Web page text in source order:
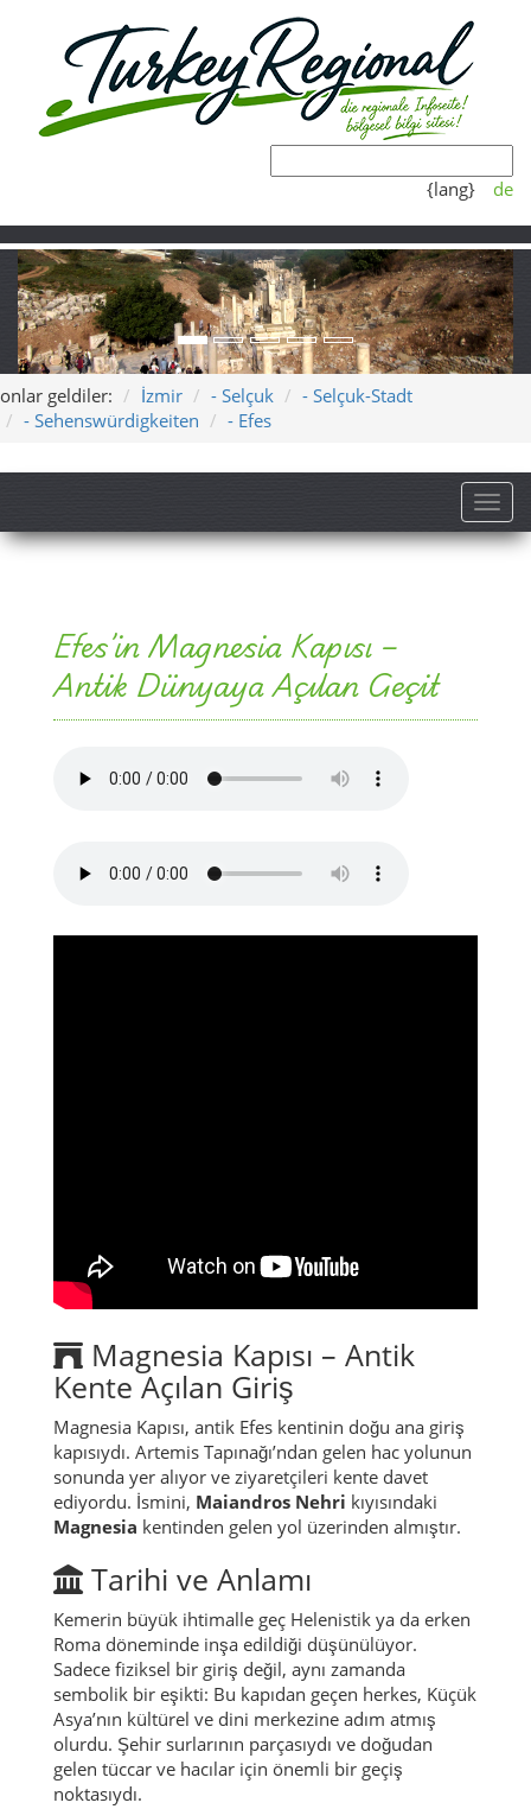
{lang} de
onlar geldiler: İzmir - Selçuk
- Selçuk-Stadt
- Sehenswürdigkeiten
- Efes
Efes’in Magnesia Kapısı –
Antik Dünyaya Açılan Geçit
Magnesia Kapısı – Antik
Kente Açılan Giriş
Magnesia Kapısı, antik Efes kentinin doğu ana giriş
kapısıydı. Artemis Tapınağı’ndan gelen hac yolunun
sonunda yer alıyor ve ziyaretçileri kente davet
ediyordu. İsmini, Maiandros Nehri kıyısındaki
Magnesia kentinden gelen yol üzerinden almıştır.
Tarihi ve Anlamı
Kemerin büyük ihtimalle geç Helenistik ya da erken
Roma döneminde inşa edildiği düşünülüyor.
Sadece fiziksel bir giriş değil, aynı zamanda
sembolik bir eşikti: Bu kapıdan geçen herkes, Küçük
Asya’nın kültürel ve dini merkezine adım atmış
olurdu. Şehir surlarının parçasıydı ve doğudan
gelen tüccar ve hacılar için önemli bir geçiş
noktasıydı.